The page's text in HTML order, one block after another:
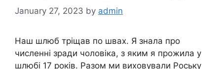
January 27, 2023 by admin
Наш шлюб тріщав по швах. Я знала про
численні зради чоловіка, з яким я прожила у
шлюбі 17 років. Разом ми виховували Роську